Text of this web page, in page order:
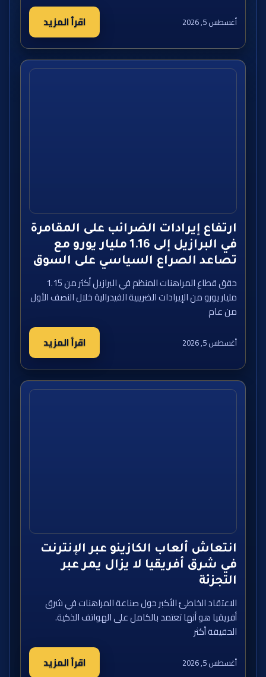
أغسطس 5, 2026 اقرأ المزيد
ارتفاع إيرادات الضرائب على المقامرة
في البرازيل إلى 1.16 مليار يورو مع
تصاعد الصراع السياسي على السوق
حقق قطاع المراهنات المنظم في البرازيل أكثر من 1.15
مليار يورو من الإيرادات الضريبية الفيدرالية خلال النصف الأول
من عام
أغسطس 5, 2026 اقرأ المزيد
انتعاش ألعاب الكازينو عبر الإنترنت
في شرق أفريقيا لا يزال يمر عبر
التجزئة
الاعتقاد الخاطئ الأكبر حول صناعة المراهنات في شرق
أفريقيا هو أنها تعتمد بالكامل على الهواتف الذكية.
الحقيقة أكثر
أغسطس 5, 2026 اقرأ المزيد